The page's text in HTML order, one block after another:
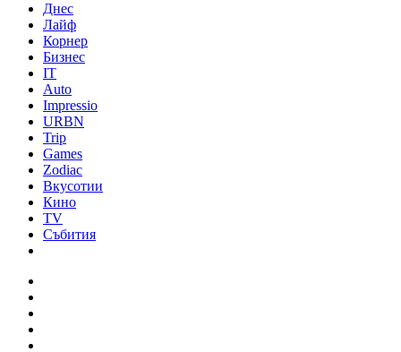
Днес
Лайф
Корнер
Бизнес
IT
Auto
Impressio
URBN
Trip
Games
Zodiac
Вкусотии
Кино
TV
Събития